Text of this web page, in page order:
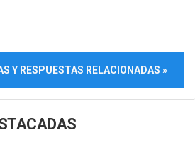
Y RESPUESTAS RELACIONADAS »